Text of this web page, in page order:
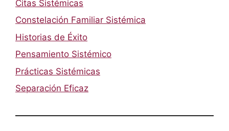
Citas Sistémicas
Constelación Familiar Sistémica
Historias de Éxito
Pensamiento Sistémico
Prácticas Sistémicas
Separación Eficaz